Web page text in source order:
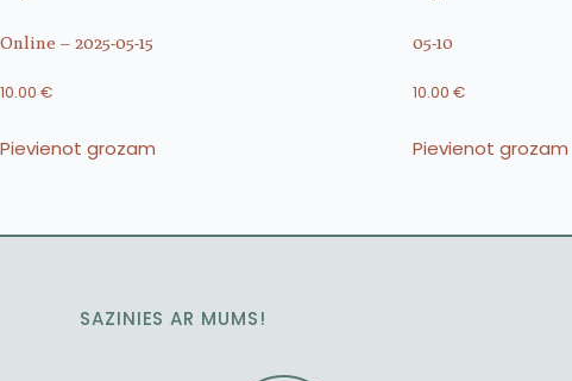
Online – 2025-05-15
10.00 €
Pievienot grozam
05-10
10.00€
Pievienot grozam
SAZINIES AR MUMS!